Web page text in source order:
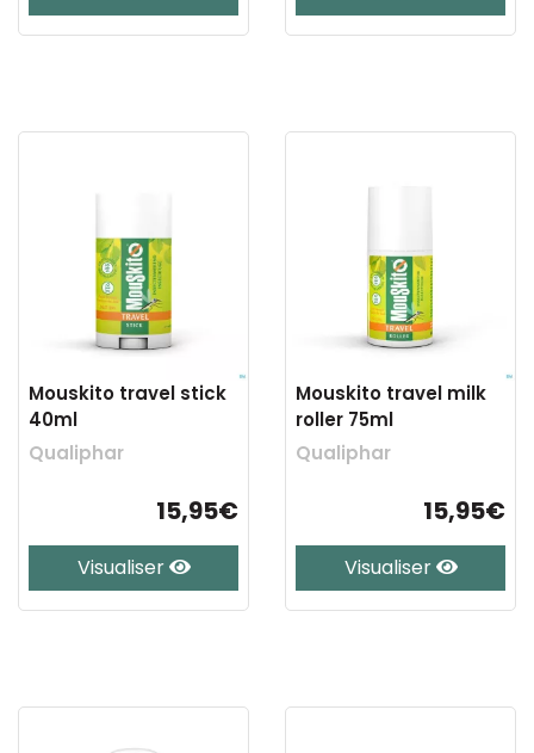
Mouskito travel stick
40ml
Qualiphar
15,95€
Visualiser
Mouskito travel milk
roller 75ml
Qualiphar
15,95€
Visualiser